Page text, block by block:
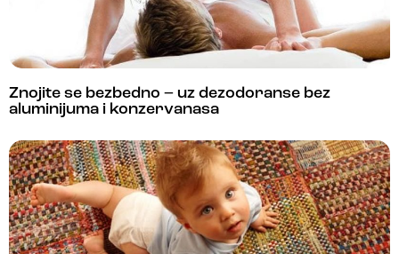
Znojite se bezbedno – uz dezodoranse bez
aluminijuma i konzervanasa